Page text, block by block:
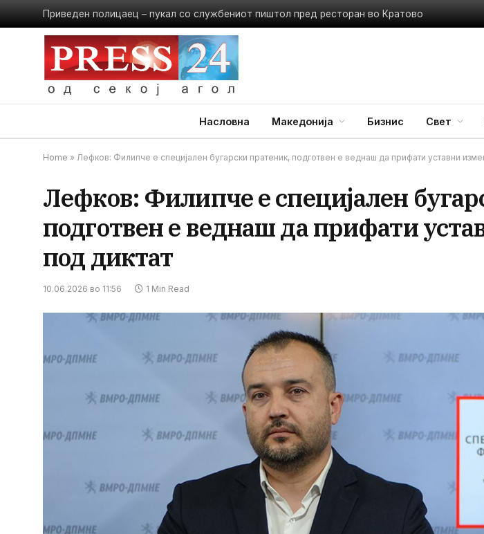
Приведен полицаец – пукал со службениот пиштол пред ресторан во Кратово
Насловна Македонија Бизнис Свет
Home » Лефков: Филипче е специјален бугарски пратеник, подготвен е веднаш да прифати уставни
Лефков: Филипче е специјален
подготвен е веднаш да прифати
под диктат
10.06.2026 во 11:56 1 Min Read